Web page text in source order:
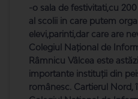
-o sala de festivitati,cu
al scolii in care putem
elevi,parinti,dar care are
Colegiul Național de
Râmnicu Vâlcea este
importante instituţii din
românesc. Cartierul Nord,